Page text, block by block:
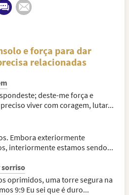
e força para dar
relacionadas
deste-me força e
viver com coragem, lutar...
Embora exteriormente
interiormente estamos sendo...
oprimidos, uma torre segura na
9:9 Eu sei que é duro...